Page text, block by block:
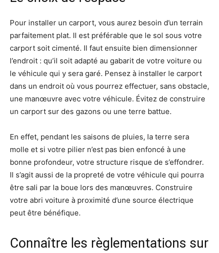
Pour installer un carport, vous aurez besoin d’un terrain
parfaitement plat. Il est préférable que le sol sous votre
carport soit cimenté. Il faut ensuite bien dimensionner
l’endroit : qu’il soit adapté au gabarit de votre voiture ou
le véhicule qui y sera garé. Pensez à installer le carport
dans un endroit où vous pourrez effectuer, sans obstacle,
une manœuvre avec votre véhicule. Évitez de construire
un carport sur des gazons ou une terre battue.
En effet, pendant les saisons de pluies, la terre sera
molle et si votre pilier n’est pas bien enfoncé à une
bonne profondeur, votre structure risque de s’effondrer.
Il s’agit aussi de la propreté de votre véhicule qui pourra
être sali par la boue lors des manœuvres. Construire
votre abri voiture à proximité d’une source électrique
peut être bénéfique.
Connaître les règlementations sur